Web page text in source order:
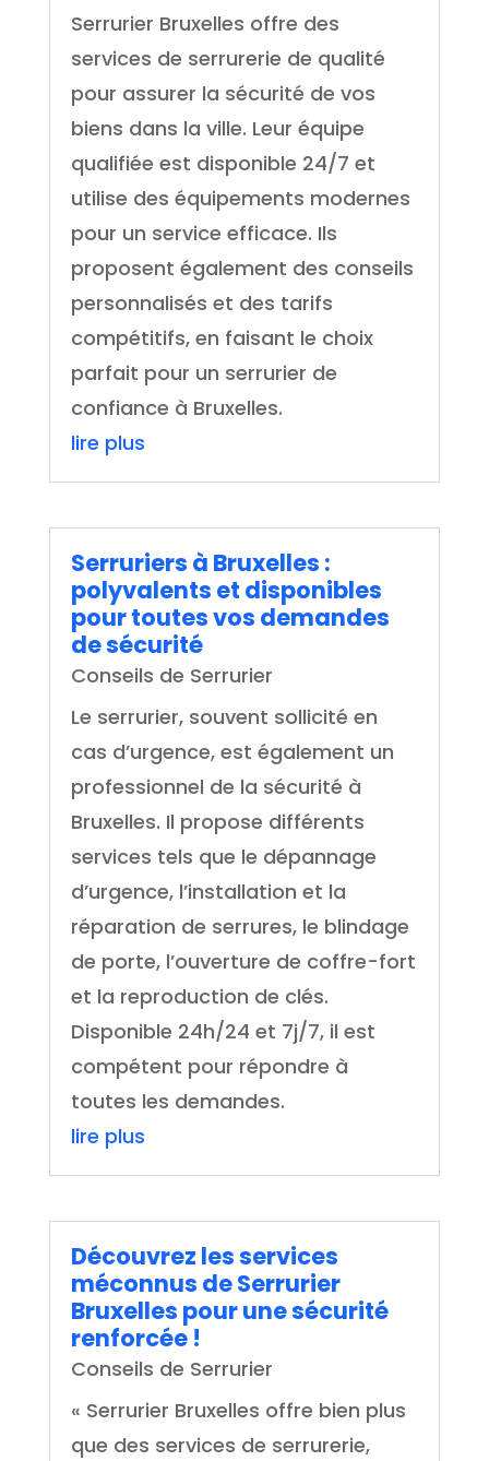
Serrurier Bruxelles offre des
services de serrurerie de qualité
pour assurer la sécurité de vos
biens dans la ville. Leur équipe
qualifiée est disponible 24/7 et
utilise des équipements modernes
pour un service efficace. Ils
proposent également des conseils
personnalisés et des tarifs
compétitifs, en faisant le choix
parfait pour un serrurier de
confiance à Bruxelles.
lire plus
Serruriers à Bruxelles :
polyvalents et disponibles
pour toutes vos demandes
de sécurité
Conseils de Serrurier
Le serrurier, souvent sollicité en
cas d’urgence, est également un
professionnel de la sécurité à
Bruxelles. Il propose différents
services tels que le dépannage
d’urgence, l’installation et la
réparation de serrures, le blindage
de porte, l’ouverture de coffre-fort
et la reproduction de clés.
Disponible 24h/24 et 7j/7, il est
compétent pour répondre à
toutes les demandes.
lire plus
Découvrez les services
méconnus de Serrurier
Bruxelles pour une sécurité
renforcée !
Conseils de Serrurier
« Serrurier Bruxelles offre bien plus
que des services de serrurerie,